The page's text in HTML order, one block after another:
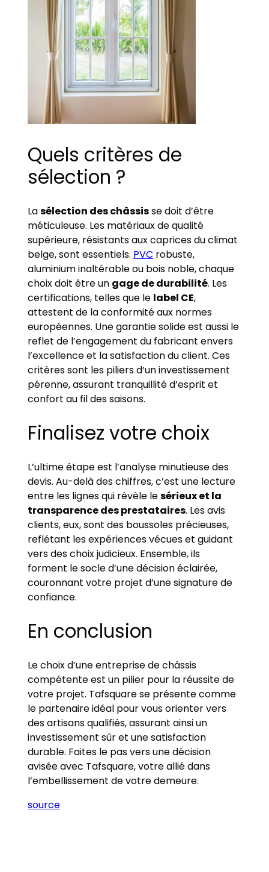
Quels critères de
sélection ?
Lasélection des châssisse doit d’être
méticuleuse. Les matériaux de qualité
supérieure, résistants aux caprices du climat
belge, sont essentiels. PVC robuste,
aluminium inaltérable ou bois noble, chaque
choix doit être un gage de durabilité. Les
certifications, telles que le label CE,
attestent de la conformité aux normes
européennes. Une garantie solide est aussi le
reflet de l’engagement du fabricant envers
l’excellence et la satisfaction du client. Ces
critères sont les piliers d’un investissement
pérenne, assurant tranquillité d’esprit et
confort au fil des saisons.
Finalisez votre choix
L’ultime étape est l’analyse minutieuse des
devis. Au-delà des chiffres, c’est une lecture
entre les lignes qui révèle lesérieux et la
transparence des prestataires. Les avis
clients, eux, sont des boussoles précieuses,
reflétant les expériences vécues et guidant
vers des choix judicieux. Ensemble, ils
forment le socle d’une décision éclairée,
couronnant votre projet d’une signature de
confiance.
En conclusion
Le choix d’une entreprise de châssis
compétente est un pilier pour la réussite de
votre projet. Tafsquare se présente comme
le partenaire idéal pour vous orienter vers
des artisans qualifiés, assurant ainsi un
investissement sûr et une satisfaction
durable. Faites le pas vers une décision
avisée avec Tafsquare, votre allié dans
l’embellissement de votre demeure.
source